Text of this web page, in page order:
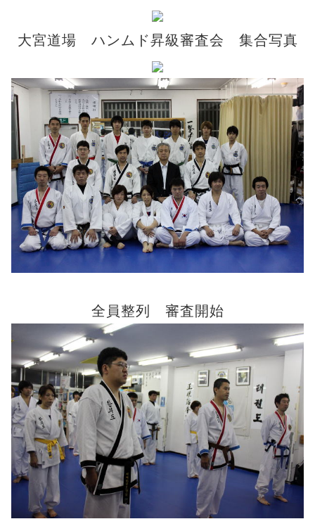
大宮道場 ハンムド昇級審査会 集合写真
全員整列 審査開始